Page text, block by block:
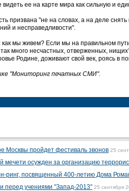
ее на карте мира как сильную и
призвана "не на словах, а на деле
и несправедливости".
как мы живем? Если мы на правильном
много несчастных, отверженных,
Родине, доживают свой век, роясь в
"Мониторинг печатных СМИ".
Москвы пройдет фестиваль звонов 25
мечети осужден за организацию
ринг, посвященный 400-летию Дома
перед учениями "Запад-2013" 25 сентября